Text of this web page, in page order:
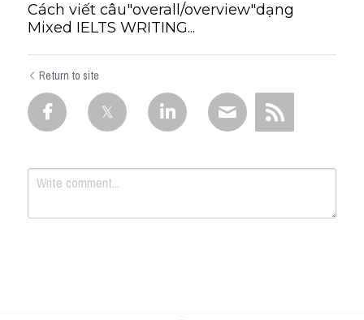
Cách viết câu"overall/overview"dạng
Mixed IELTS WRITING...
Return to site